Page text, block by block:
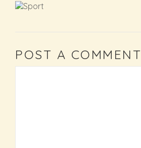
POST A COMMENT